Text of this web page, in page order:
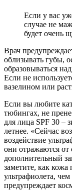
Если у вас
случае не
будет очень
Врач
облизывать губы,
образовываться
Если не
вазелином или
Если вы любите
тюбингах, не
для лица SPF 30 –
летнее. «Сейчас
воздействие
они отражаются от
дополнительный
заметите, как
ультрафиолета,
предупреждает